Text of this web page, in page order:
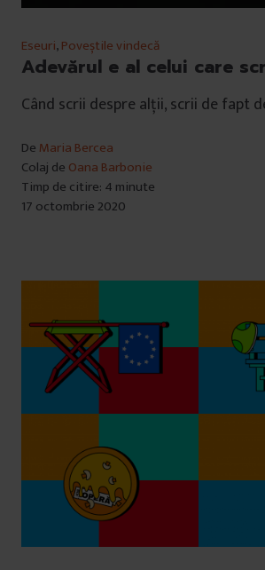
Eseuri,Poveștile vindecă
Adevărul e al celui care
Când scrii despre alții, scrii de fapt
De Maria Bercea
Colaj de Oana Barbonie
Timp de citire: 4 minute
17 octombrie 2020